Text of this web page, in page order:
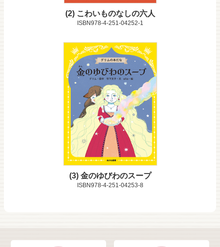
2 こわいものなしの六人
ISBN978-4-251-04252-1
3 金のゆびわのスープ
ISBN978-4-251-04253-8